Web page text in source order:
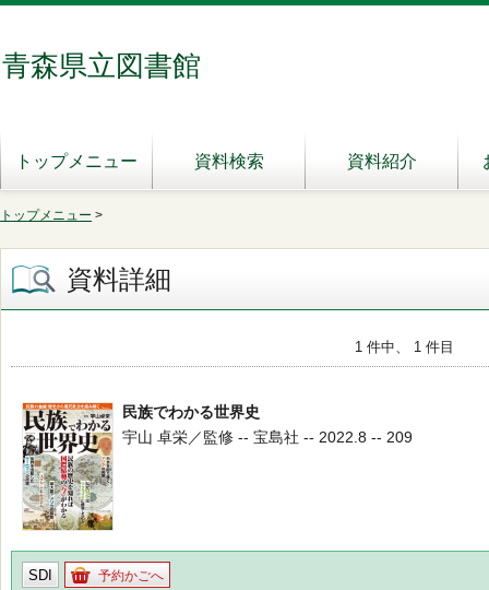
青森県立図書館
トップメニュー 資料検索 資料紹介
トップメニュー >
資料詳細
1 件中、 1 件目
民族でわかる世界史
宇山 卓栄／監修 -- 宝島社 -- 2022.8 -- 209
SDI 予約かごへ